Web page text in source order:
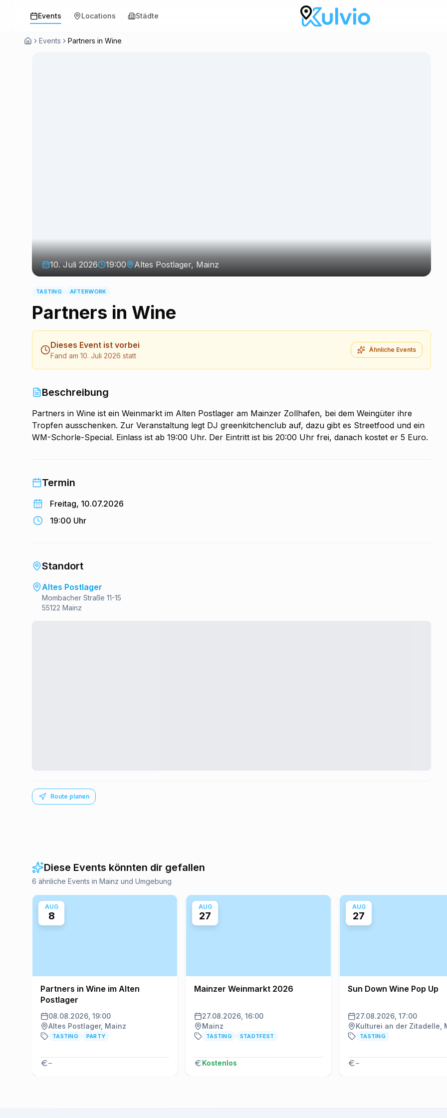
Events Locations Städte
Events Partners in Wine
10. Juli 2026 19:00 Altes Postlager, Mainz
TASTING AFTERWORK
Partners in Wine
Dieses Event ist vorbei
Fand am 10. Juli 2026 statt
Ähnliche Events
Beschreibung
Partners in Wine ist ein Weinmarkt im Alten Postlager am Mainzer Zollhafen, bei dem Weingüter ihre
Tropfen ausschenken. Zur Veranstaltung legt DJ greenkitchenclub auf, dazu gibt es Streetfood und ein
WM-Schorle-Special. Einlass ist ab 19:00 Uhr. Der Eintritt ist bis 20:00 Uhr frei, danach kostet er 5 Euro.
Termin
Freitag, 10.07.2026
19:00 Uhr
Standort
Altes Postlager
Mombacher Straße 11-15
55122 Mainz
Route planen
Diese Events könnten dir gefallen
6 ähnliche Events in Mainz und Umgebung
AUG
8
Partners in Wine im Alten
Postlager
08.08.2026, 19:00
Altes Postlager, Mainz
TASTING PARTY
–
AUG
27
Mainzer Weinmarkt 2026
27.08.2026, 16:00
Mainz
TASTING STADTFEST
Kostenlos
AUG
27
Sun Down Wine Pop Up
27.08.2026, 17:00
Kulturei an der Zitadelle,
TASTING
–